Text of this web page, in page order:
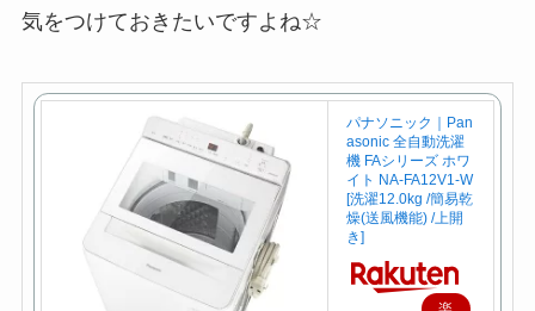
気をつけておきたいですよね☆
パナソニック｜Pan
asonic 全自動洗濯
機 FAシリーズ ホワ
イト NA-FA12V1-W
[洗濯12.0kg /簡易乾
燥(送風機能) /上開
き]